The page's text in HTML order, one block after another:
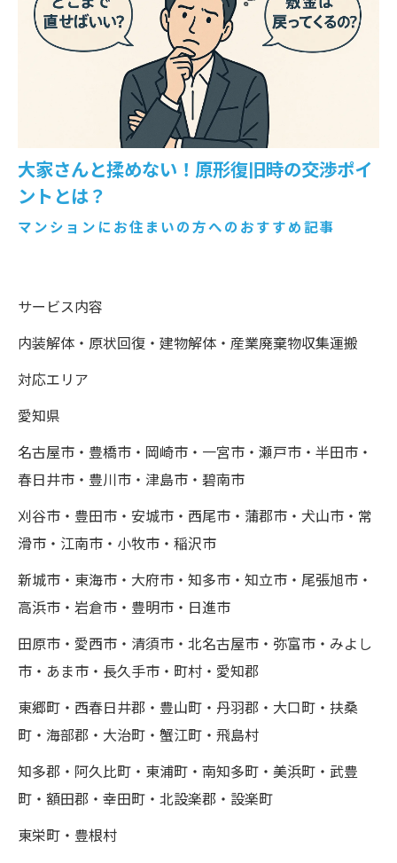
大家さんと揉めない！原形復旧時の交渉ポイ
ントとは？
マンションにお住まいの方へのおすすめ記事
サービス内容
内装解体・原状回復・建物解体・産業廃棄物収集運搬
対応エリア
愛知県
名古屋市・豊橋市・岡崎市・一宮市・瀬戸市・半田市・
春日井市・豊川市・津島市・碧南市
刈谷市・豊田市・安城市・西尾市・蒲郡市・犬山市・常
滑市・江南市・小牧市・稲沢市
新城市・東海市・大府市・知多市・知立市・尾張旭市・
高浜市・岩倉市・豊明市・日進市
田原市・愛西市・清須市・北名古屋市・弥富市・みよし
市・あま市・長久手市・町村・愛知郡
東郷町・西春日井郡・豊山町・丹羽郡・大口町・扶桑
町・海部郡・大治町・蟹江町・飛島村
知多郡・阿久比町・東浦町・南知多町・美浜町・武豊
町・額田郡・幸田町・北設楽郡・設楽町
東栄町・豊根村